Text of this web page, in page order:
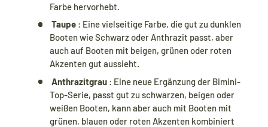
Farbe hervorhebt.
Taupe: Eine vielseitige Farbe, die gut zu dunklen
Booten wie Schwarz oder Anthrazit passt, aber
auch auf Booten mit beigen, grünen oder roten
Akzenten gut aussieht.
Anthrazitgrau: Eine neue Ergänzung der Bimini-
Top-Serie, passt gut zu schwarzen, beigen oder
weißen Booten, kann aber auch mit Booten mit
grünen, blauen oder roten Akzenten kombiniert